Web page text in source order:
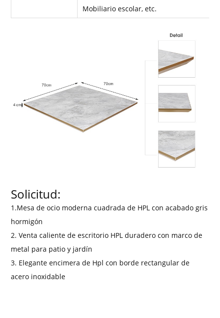
Mobiliario escolar, etc.
Solicitud:
1.Mesa de ocio moderna cuadrada de HPL con acabado gris
hormigón
2. Venta caliente de escritorio HPL duradero con marco de
metal para patio y jardín
3. Elegante encimera de Hpl con borde rectangular de
acero inoxidable